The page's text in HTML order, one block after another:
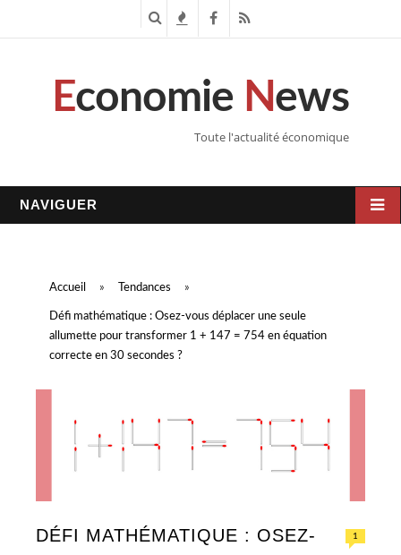
c n
s
F
c
R
S
Economie News
Toute l'actualité économique
NAVIGUER
Accueil » Tendances »
Défi mathématique : Osez-vous déplacer une seule
allumette pour transformer 1 + 147 = 754 en équation
correcte en 30 secondes ?
DÉFI MATHÉMATIQUE : OSEZ-
1